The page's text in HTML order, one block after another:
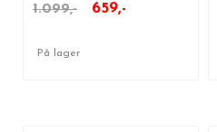
1.099,- 659,-
På lager